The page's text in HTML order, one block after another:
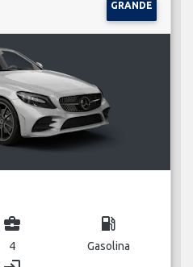
GRANDE
business_center
4
local_gas_station
Gasolina